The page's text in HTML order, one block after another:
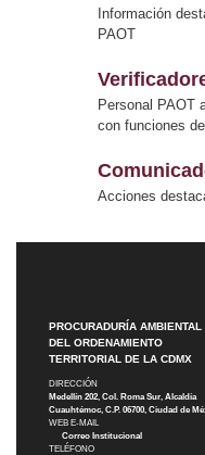
Información
PAOT
Personal PAOT
con funciones
Acciones
PROCURADURÍA AMBIENTAL
DEL ORDENAMIENTO
TERRITORIAL DE LA CDMX
DIRECCIÓN
Medellín 202, Col. Roma Sur, Alcaldía
Cuauhtémoc, C.P. 06700, Ciudad de
WEB E-MAIL
Correo Institucional
TELÉFONO